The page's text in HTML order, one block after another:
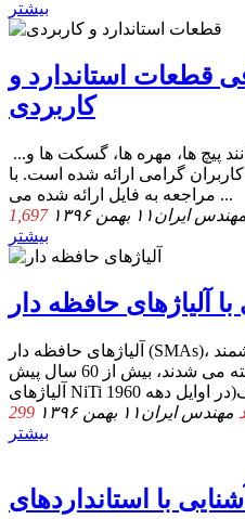
بیشتر
قطعات استاندارد و
کاربردی
پیچ ها، مهره ها، گسکت ها و...
گرامی ارائه شده است. با
مراجعه به فایل ارائه شده می ...
مهندس ایران۱۱ بهمن ۱۳۹۶
بیشتر
آلیاژهای حافظه دار
آلیاژهای حافظه دار (SMAs)، که اغلب نیز به عنوان مواد هوشمند
شناخته می شدند، بیش از 60 سال پیش (Au-Cd در دهه 1930 و
مهندس ایران۱۱ بهمن ۱۳۹۶
بیشتر